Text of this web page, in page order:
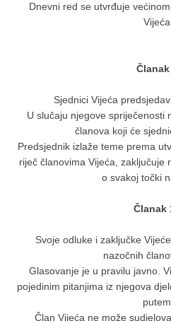
Dnevni red se utvrđuje
Vijeća.
Članak
Sjednici Vijeća
U slučaju njegove spriječenosti
članova koji će
Predsjednik izlaže teme prema
riječ članovima Vijeća, zaključuje
o svakoj točki
Članak
Svoje odluke i zaključke
nazočnih
Glasovanje je u pravilu javno.
pojedinim pitanjima iz njegova
putem.
Član Vijeća ne može